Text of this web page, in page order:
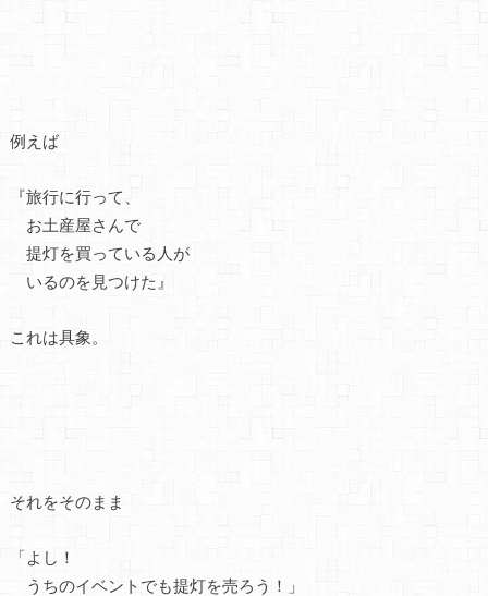
例えば
『旅行に行って、
お土産屋さんで
提灯を買っている人が
いるのを見つけた』
これは具象。
それをそのまま
「よし！
うちのイベントでも提灯を売ろう！」